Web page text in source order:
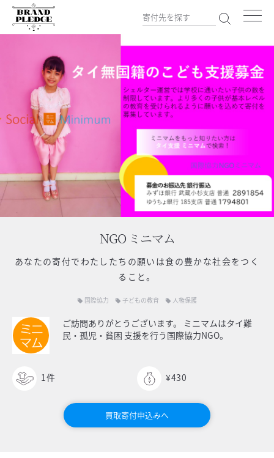
NGO ミニマム
あなたの寄付で わたしたちの願いは食の豊かな社会をつく
ること。
local_offer 国際協力 local_offer 子どもの教育 local_offer 人権保護
ご訪問ありがとうございます。 ミニマムはタイ難
民・孤児・貧困 支援を行う国際協力NGO。
1 件 ¥430
買取寄付申込みへ